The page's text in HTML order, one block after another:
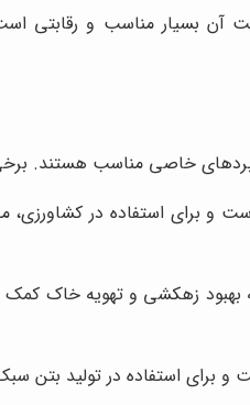
آن بسیار مناسب و رقابتی
خاصی مناسب هستند. برخی
است و برای استفاده در
بهبود زهکشی و تهویه خاک
و برای استفاده در تولید